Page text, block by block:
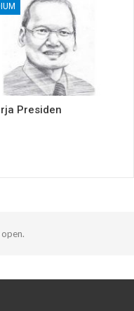
Presiden